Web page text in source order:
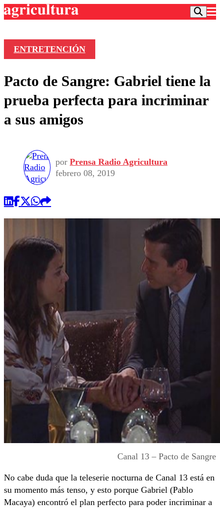
Frecuencias
Agricultura TV
Deportes
Colo Colo
Seleccion Chilena
Torneo Internacional
Entretención
Economía
Internacional
Publicaciones en medios
Opinión
ENTRETENCIÓN
Pacto de Sangre: Gabriel tiene la
prueba perfecta para incriminar
a sus amigos
por Prensa Radio Agricultura
febrero 08, 2019
Canal 13 – Pacto de Sangre
No cabe duda que la teleserie nocturna de Canal 13 está en
su momento más tenso, y esto porque Gabriel (Pablo
Macaya) encontró el plan perfecto para poder incriminar a